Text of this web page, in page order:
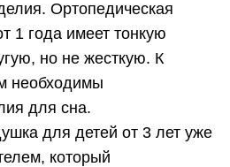
Ортопедическая
1 года имеет тонкую
но не жесткую. К
необходимы
для сна.
для детей от 3 лет уже
который